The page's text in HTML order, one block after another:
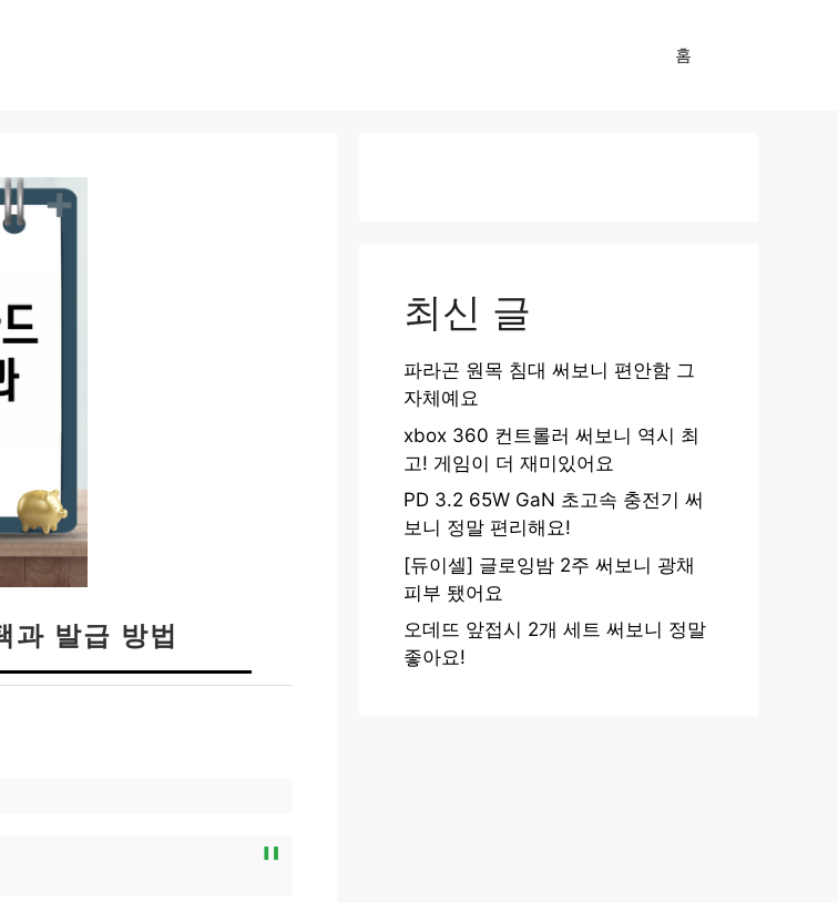
홈
과 발급 방법
최신 글
파라곤 원목 침대 써보니 편안함 그
자체예요
xbox 360 컨트롤러 써보니 역시 최
고! 게임이 더 재미있어요
PD 3.2 65W GaN 초고속 충전기 써
보니 정말 편리해요!
[듀이셀] 글로잉밤 2주 써보니 광채
피부 됐어요
오데뜨 앞접시 2개 세트 써보니 정말
좋아요!